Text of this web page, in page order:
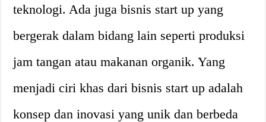
teknologi. Ada juga bisnis start up yang
bergerak dalam bidang lain seperti produksi
jam tangan atau makanan organik. Yang
menjadi ciri khas dari bisnis start up adalah
konsep dan inovasi yang unik dan berbeda